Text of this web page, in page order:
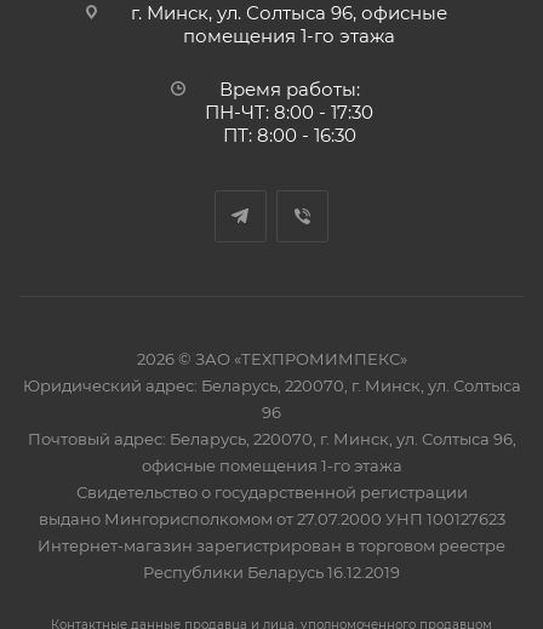
г. Минск, ул. Солтыса 96, офисные
помещения 1-го этажа
Время работы:
ПН-ЧТ: 8:00 - 17:30
ПТ: 8:00 - 16:30
2026 © ЗАО «ТЕХПРОМИМПЕКС»
Юридический адрес: Беларусь, 220070, г. Минск, ул. Солтыса
96
Почтовый адрес: Беларусь, 220070, г. Минск, ул. Солтыса 96,
офисные помещения 1-го этажа
Свидетельство о государственной регистрации
выдано Мингорисполкомом от 27.07.2000 УНП 100127623
Интернет-магазин зарегистрирован в торговом реестре
Республики Беларусь 16.12.2019
Контактные данные продавца и лица, уполномоченного продавцом